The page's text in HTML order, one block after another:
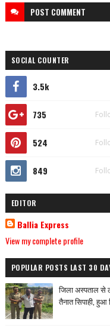
POST COMMENT
SOCIAL COUNTER
3.5k
735
524
849
EDITOR
Ballia Express
View my complete profile
POPULAR POSTS LAST 30
जिला अस्पताल से
तैनात सिपाही, हुआ